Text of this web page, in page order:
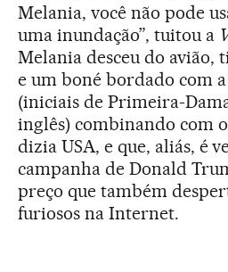
Melania, você não pode
uma inundação”, tuitou a
Melania desceu do avião,
e um boné bordado com
(iniciais de Primeira-
inglês) combinando com
dizia USA, e que, aliás, é
campanha de Donald
preço que também
furiosos na Internet.